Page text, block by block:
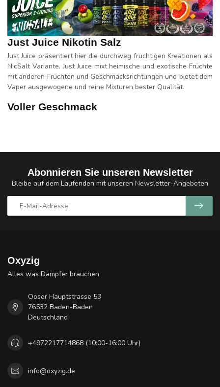
Just Juice Nikotin Salz
Just Juice präsentiert hier die durchweg fruchtigen Kreationen als
NicSalt Variante. Just Juice mixt heimische und exotische Früchte
mit anderen Früchten und Geschmacksrichtungen und bietet dem
Vaper ausgewogene und reine Mixturen bester Qualität.
Voller Geschmack
Abonnieren Sie unseren Newsletter
Bleibe auf dem Laufenden mit unseren Newsletter-Angeboten
Oxyzig
Alles was Dampfer brauchen
Ooser Hauptstrasse 53
76532 Baden-Baden
Deutschland
+4972217714868 (10:00-16:00 Uhr)
info@oxyzig.de